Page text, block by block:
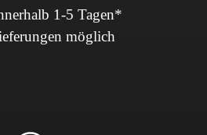
1-5 Tagen*
möglich